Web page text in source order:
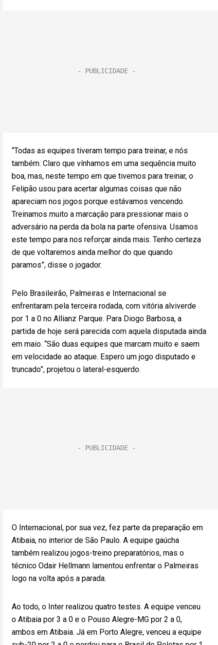
“Todas as equipes tiveram tempo para treinar, e nós
também. Claro que vínhamos em uma sequência muito
boa, mas, neste tempo em que tivemos para treinar, o
Felipão usou para acertar algumas coisas que não
apareciam nos jogos porque estávamos vencendo.
Treinamos muito a marcação para pressionar mais o
adversário na perda da bola na parte ofensiva. Usamos
este tempo para nos reforçar ainda mais. Tenho certeza
de que voltaremos ainda melhor do que quando
paramos”, disse o jogador.
Pelo Brasileirão, Palmeiras e Internacional se
enfrentaram pela terceira rodada, com vitória alviverde
por 1 a 0 no Allianz Parque. Para Diogo Barbosa, a
partida de hoje será parecida com aquela disputada ainda
em maio. “São duas equipes que marcam muito e saem
em velocidade ao ataque. Espero um jogo disputado e
truncado”, projetou o lateral-esquerdo.
O Internacional, por sua vez, fez parte da preparação em
Atibaia, no interior de São Paulo. A equipe gaúcha
também realizou jogos-treino preparatórios, mas o
técnico Odair Hellmann lamentou enfrentar o Palmeiras
logo na volta após a parada.
Ao todo, o Inter realizou quatro testes. A equipe venceu
o Atibaia por 3 a 0 e o Pouso Alegre-MG por 2 a 0,
ambos em Atibaia. Já em Porto Alegre, venceu a equipe